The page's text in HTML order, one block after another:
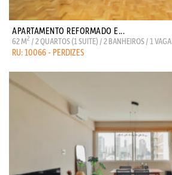
APARTAMENTO REFORMADO E...
62 M2 / 2 QUARTOS (1 SUITE) / 2 BANHEIROS / 1 VAGA
RU: 10066 - PERDIZES